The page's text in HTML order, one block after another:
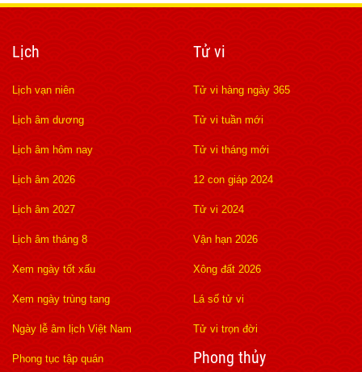
Lịch
Lịch vạn niên
Lịch âm dương
Lịch âm hôm nay
Lịch âm 2026
Lịch âm 2027
Lịch âm tháng 8
Xem ngày tốt xấu
Xem ngày trùng tang
Ngày lễ âm lịch Việt Nam
Phong tục tập quán
Tử vi
Tử vi hàng ngày 365
Tử vi tuần mới
Tử vi tháng mới
12 con giáp 2024
Tử vi 2024
Vận hạn 2026
Xông đất 2026
Lá số tử vi
Tử vi trọn đời
Phong thủy